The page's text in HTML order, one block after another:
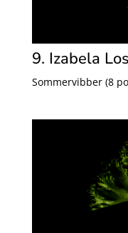
9. Izabela
Sommervibber (8